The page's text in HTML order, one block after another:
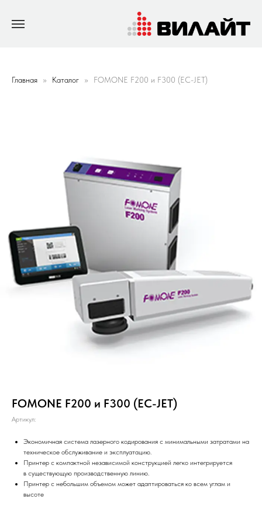
Главная Каталог FOMONE F200 и F300 (EC-JET)
FOMONE F200 и F300 (EC-JET)
Артикул:
Экономичная система лазерного кодирования с минимальными затратами на
техническое обслуживание и эксплуатацию.
Принтер с компактной независимой конструкцией легко интегрируется
в существующую производственную линию.
Принтер с небольшим объемом может адаптироваться ко всем углам и
высоте